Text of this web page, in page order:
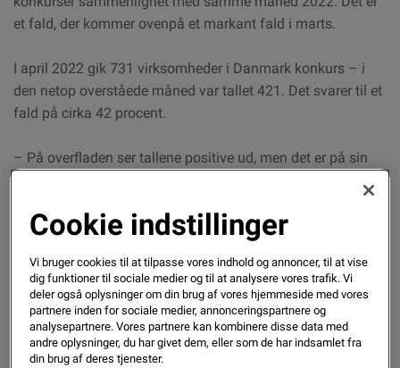
et fald, der kommer ovenpå et markant fald i marts.
I april 2022 gik 731 virksomheder i Danmark konkurs – i
den netop overståede måned var tallet 421. Det svarer til et
fald på cirka 42 procent.
– På overfladen ser tallene positive ud, men det er på sin
afskaffelsen af IVS-ordningen. Hvis du renser for disse
konkurser, siger Bo Rasmussen, der er direktør hos data- og
analysevirksomheden Experian.
– Hvis du sammenligner perioden fra maj 2022 til april
2023 med de foregående tolv måneder har der næsten
Cookie indstillinger
Vi bruger cookies til at tilpasse vores indhold og annoncer, til at vise
dig funktioner til sociale medier og til at analysere vores trafik. Vi
deler også oplysninger om din brug af vores hjemmeside med vores
partnere inden for sociale medier, annonceringspartnere og
analysepartnere. Vores partnere kan kombinere disse data med
andre oplysninger, du har givet dem, eller som de har indsamlet fra
din brug af deres tjenester.